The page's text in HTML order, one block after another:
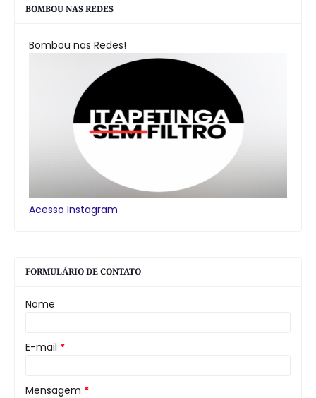
BOMBOU NAS REDES
Bombou nas Redes!
Acesso Instagram
FORMULÁRIO DE CONTATO
Nome
E-mail *
Mensagem *